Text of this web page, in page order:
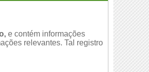
e contém informações
relevantes. Tal registro